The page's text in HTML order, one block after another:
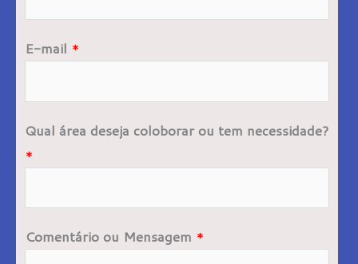
E-mail *
Qual área deseja coloborar ou tem necessidade?
*
Comentário ou Mensagem *